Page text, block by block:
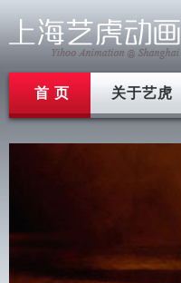
首 页 关于艺虎